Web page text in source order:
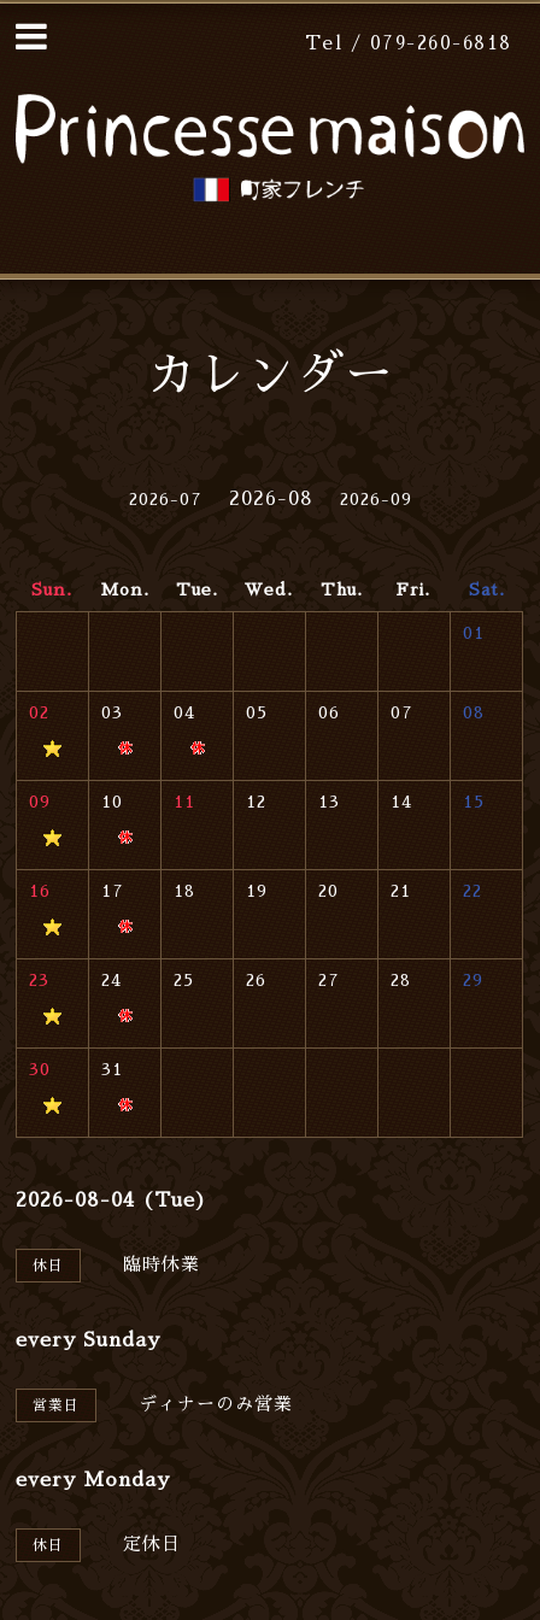
Tel / 079-260-6818
カレンダー
2026-07 2026-08 2026-09
Sun. Mon. Tue. Wed. Thu. Fri. Sat.
01
02 03 04 05 06 07 08
09 10 11 12 13 14 15
16 17 18 19 20 21 22
23 24 25 26 27 28 29
30 31
2026-08-04 (Tue)
休日 臨時休業
every Sunday
営業日 ディナーのみ営業
every Monday
休日 定休日